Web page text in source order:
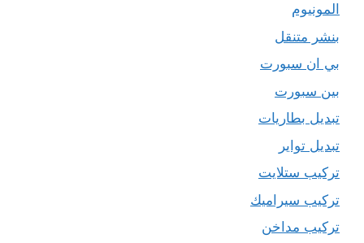
المونيوم
بنشر متنقل
بي ان سبورت
بين سبورت
تبديل بطاريات
تبديل تواير
تركيب ستلايت
تركيب سيراميك
تركيب مداخن